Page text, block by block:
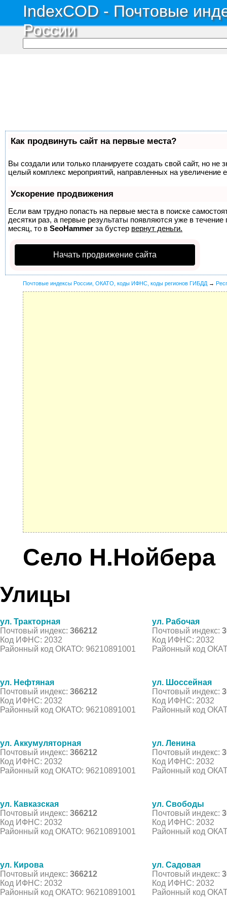
IndexCOD - Почтовые
России
Как продвинуть сайт на первые места?
Вы создали или только планируете создать свой сайт, но не
целый комплекс мероприятий, направленных на увеличение
Ускорение продвижения
Если вам трудно попасть на первые места в поиске
десятки раз, а первые результаты появляются уже в
месяц, то в SeoHammer за бустер вернут деньги.
Начать продвижение сайта
Почтовые индексы России, ОКАТО, коды ИФНС, коды регионов ГИБДД →
Село Н.Нойбера
Улицы
ул. Тракторная
Почтовый индекс: 366212
Код ИФНС: 2032
Районный код ОКАТО: 96210891001
ул. Рабочая
Почтовый индекс:
Код ИФНС: 2032
Районный код
ул. Нефтяная
Почтовый индекс: 366212
Код ИФНС: 2032
Районный код ОКАТО: 96210891001
ул. Шоссейная
Почтовый индекс:
Код ИФНС: 2032
Районный код
ул. Аккумуляторная
Почтовый индекс: 366212
Код ИФНС: 2032
Районный код ОКАТО: 96210891001
ул. Ленина
Почтовый индекс:
Код ИФНС: 2032
Районный код
ул. Кавказская
Почтовый индекс: 366212
Код ИФНС: 2032
Районный код ОКАТО: 96210891001
ул. Свободы
Почтовый индекс:
Код ИФНС: 2032
Районный код
ул. Кирова
Почтовый индекс: 366212
Код ИФНС: 2032
Районный код ОКАТО: 96210891001
ул. Садовая
Почтовый индекс:
Код ИФНС: 2032
Районный код